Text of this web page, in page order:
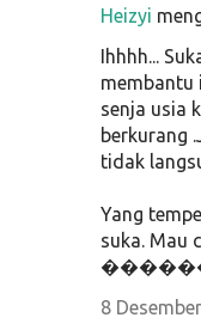
Heizyi
Ihhhh...
membantu
senja usia
berkurang
tidak
Yang
suka. Mau
8